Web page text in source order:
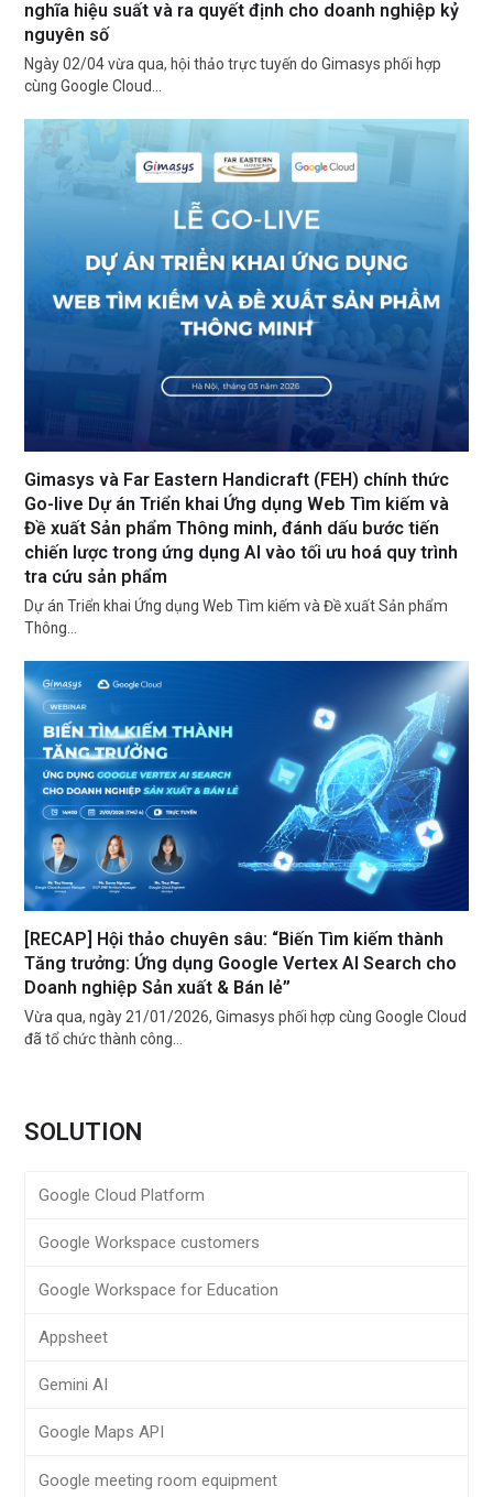
nghĩa hiệu suất và ra quyết định cho doanh nghiệp kỷ
nguyên số
Ngày 02/04 vừa qua, hội thảo trực tuyến do Gimasys phối hợp
cùng Google Cloud…
Gimasys và Far Eastern Handicraft (FEH) chính thức
Go-live Dự án Triển khai Ứng dụng Web Tìm kiếm và
Đề xuất Sản phẩm Thông minh, đánh dấu bước tiến
chiến lược trong ứng dụng AI vào tối ưu hoá quy trình
tra cứu sản phẩm
Dự án Triển khai Ứng dụng Web Tìm kiếm và Đề xuất Sản phẩm
Thông…
[RECAP] Hội thảo chuyên sâu: “Biến Tìm kiếm thành
Tăng trưởng: Ứng dụng Google Vertex AI Search cho
Doanh nghiệp Sản xuất & Bán lẻ”
Vừa qua, ngày 21/01/2026, Gimasys phối hợp cùng Google Cloud
đã tổ chức thành công…
SOLUTION
Google Cloud Platform
Google Workspace customers
Google Workspace for Education
Appsheet
Gemini AI
Google Maps API
Google meeting room equipment